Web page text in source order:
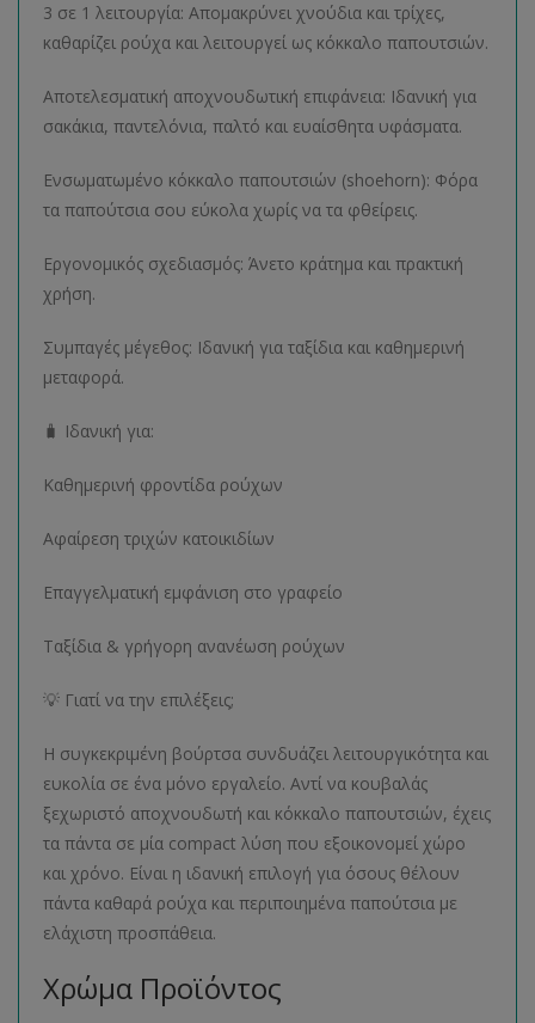
3 σε 1 λειτουργία: Απομακρύνει χνούδια και τρίχες,
καθαρίζει ρούχα και λειτουργεί ως κόκκαλο παπουτσιών.
Αποτελεσματική αποχνουδωτική επιφάνεια: Ιδανική για
σακάκια, παντελόνια, παλτό και ευαίσθητα υφάσματα.
Ενσωματωμένο κόκκαλο παπουτσιών (shoehorn): Φόρα
τα παπούτσια σου εύκολα χωρίς να τα φθείρεις.
Εργονομικός σχεδιασμός: Άνετο κράτημα και πρακτική
χρήση.
Συμπαγές μέγεθος: Ιδανική για ταξίδια και καθημερινή
μεταφορά.
🧳 Ιδανική για:
Καθημερινή φροντίδα ρούχων
Αφαίρεση τριχών κατοικιδίων
Επαγγελματική εμφάνιση στο γραφείο
Ταξίδια & γρήγορη ανανέωση ρούχων
💡 Γιατί να την επιλέξεις;
Η συγκεκριμένη βούρτσα συνδυάζει λειτουργικότητα και
ευκολία σε ένα μόνο εργαλείο. Αντί να κουβαλάς
ξεχωριστό αποχνουδωτή και κόκκαλο παπουτσιών, έχεις
τα πάντα σε μία compact λύση που εξοικονομεί χώρο
και χρόνο. Είναι η ιδανική επιλογή για όσους θέλουν
πάντα καθαρά ρούχα και περιποιημένα παπούτσια με
ελάχιστη προσπάθεια.
Χρώμα Προϊόντος